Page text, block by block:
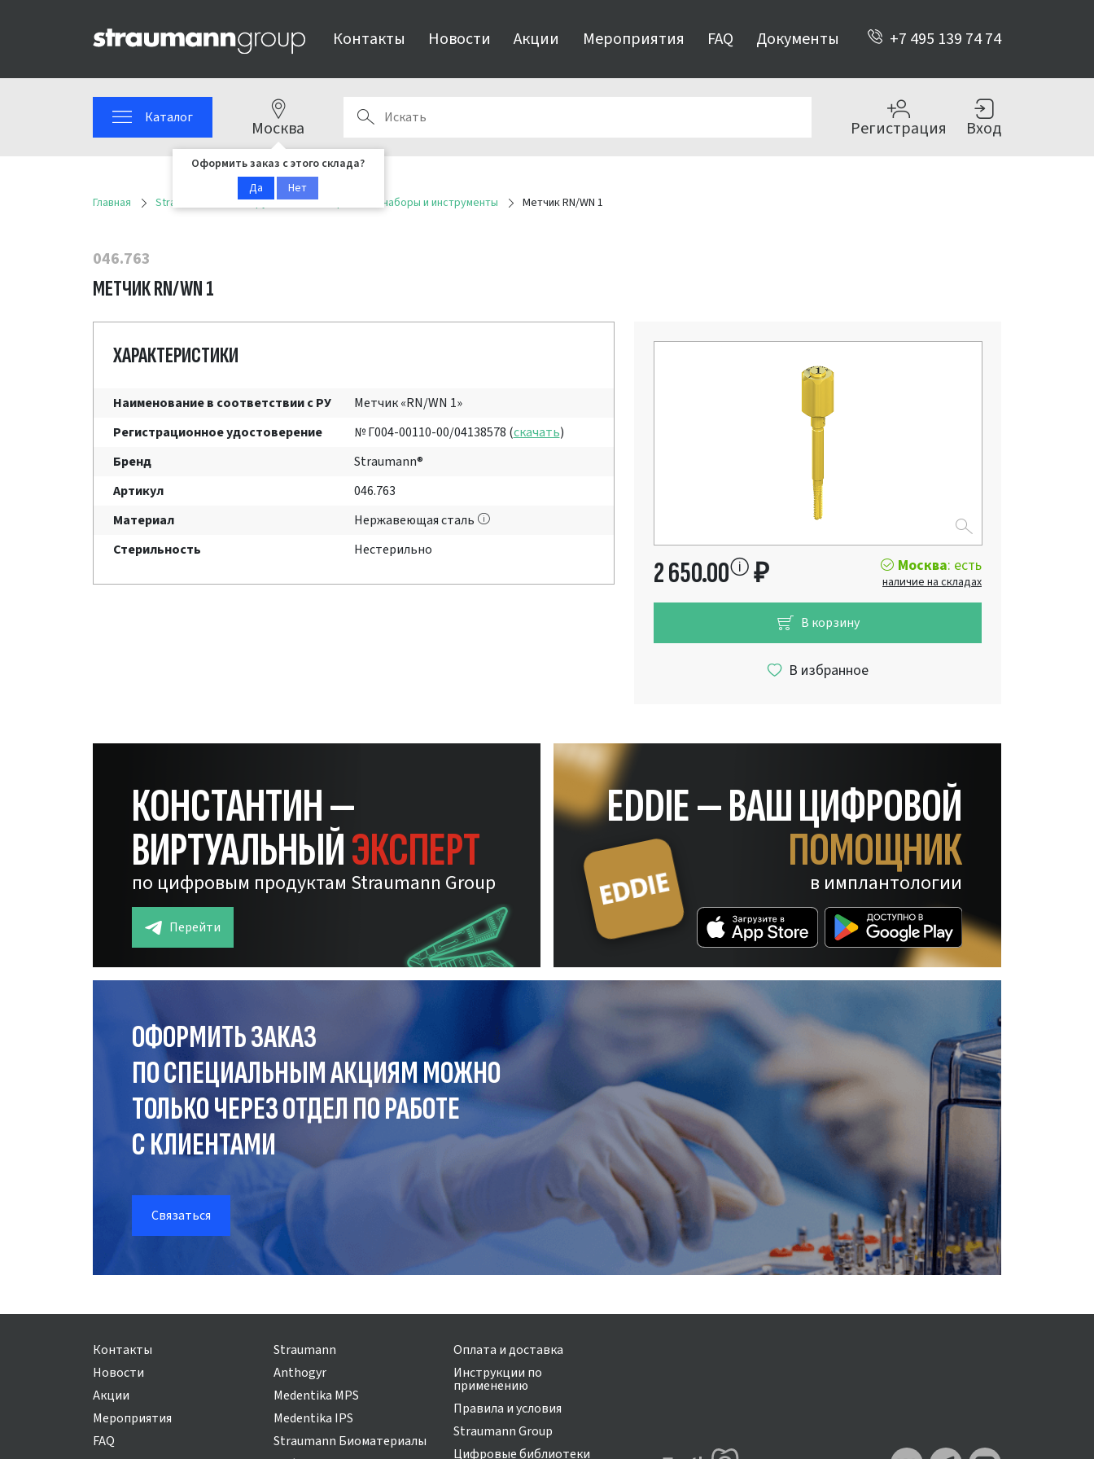
Контакты Новости Акции Мероприятия FAQ Документы +7 495 139 74 74
Каталог Москва
Оформить заказ с этого склада?
Да
Нет
Регистрация Вход
Главная Straumann Инструменты Сервисные наборы и инструменты Метчик RN/WN 1
046.763
МЕТЧИК RN/WN 1
ХАРАКТЕРИСТИКИ
Наименование в соответствии с РУ
Метчик «RN/WN 1»
Регистрационное удостоверение
№ Г004-00110-00/04138578 (скачать)
Бренд
Straumann®
Артикул
046.763
Материал
Нержавеющая сталь
Стерильность
Нестерильно
2 650.00 ₽ Москва: есть
наличие на складах
В корзину
КОНСТАНТИН —
ВИРТУАЛЬНЫЙЭКСПЕРТ
по цифровым продуктам Straumann Group
Перейти
EDDIE — ВАШ ЦИФРОВОЙ
ПОМОЩНИК
в имплантологии
ОФОРМИТЬ ЗАКАЗ
ПО СПЕЦИАЛЬНЫМ АКЦИЯМ МОЖНО
ТОЛЬКО ЧЕРЕЗ ОТДЕЛПО РАБОТЕ
С КЛИЕНТАМИ
Связаться
Контакты
Новости
Акции
Мероприятия
FAQ
Straumann
Anthogyr
Medentika MPS
Medentika IPS
Straumann Биоматериалы
Оплата и доставка
Инструкции по
применению
Правила и условия
Straumann Group
Цифровые библиотеки